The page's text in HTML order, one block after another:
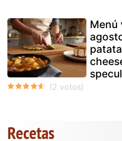
Menú
Recetas